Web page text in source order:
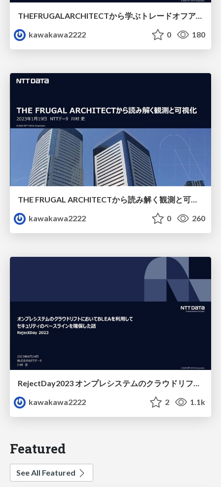
kawakawa2222
0 180
THE FRUGAL ARCHITECTから読み解く観測と可視化
kawakawa2222
0 260
RejectDay2023 オンプレシステムのクラウドリフトにおいてBLEAを利用して セキュリティのベースラインを確保した話
kawakawa2222
2 1.1k
Featured
See All Featured